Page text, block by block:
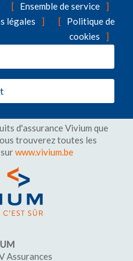
Ensemble de service
légales
Politique de
cookies
d'assurance Vivium que
trouverez toutes les
www.vivium.be
Assurances